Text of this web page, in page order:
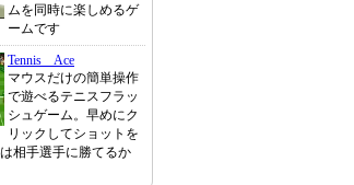
ムを同時に楽しめるゲ
ームです
Tennis Ace
マウスだけの簡単操作
で遊べるテニスフラッ
シュゲーム。早めにク
リックしてショットを
相手選手に勝てるか